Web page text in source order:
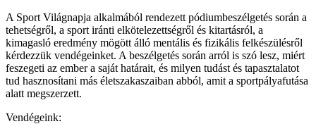
A Sport Világnapja alkalmából rendezett pódiumbeszélgetés során a
tehetségről, a sport iránti elkötelezettségről és kitartásról, a
kimagasló eredmény mögött álló mentális és fizikális felkészülésről
kérdezzük vendégeinket. A beszélgetés során arról is szó lesz, miért
feszegeti az ember a saját határait, és milyen tudást és tapasztalatot
tud hasznosítani más életszakaszaiban abból, amit a sportpályafutása
alatt megszerzett.
Vendégeink: